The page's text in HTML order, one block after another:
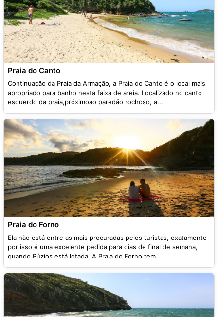
Praia do Canto
Continuação da Praia da Armação, a Praia do Canto é o local mais
apropriado para banho nesta faixa de areia. Localizado no canto
esquerdo da praia,próximoao paredão rochoso, a...
Praia do Forno
Ela não está entre as mais procuradas pelos turistas, exatamente
por isso é uma excelente pedida para dias de final de semana,
quando Búzios está lotada. A Praia do Forno tem...